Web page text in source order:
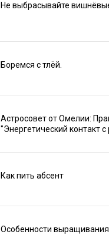
Не выбрасывайте
Боремся с тлёй.
Астросовет от Омелии:
"Энергетический контакт с
Как пить абсент
Особенности